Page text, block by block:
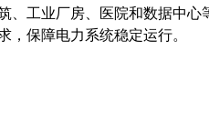
、工业厂房、医院和数据中心
，保障电力系统稳定运行。